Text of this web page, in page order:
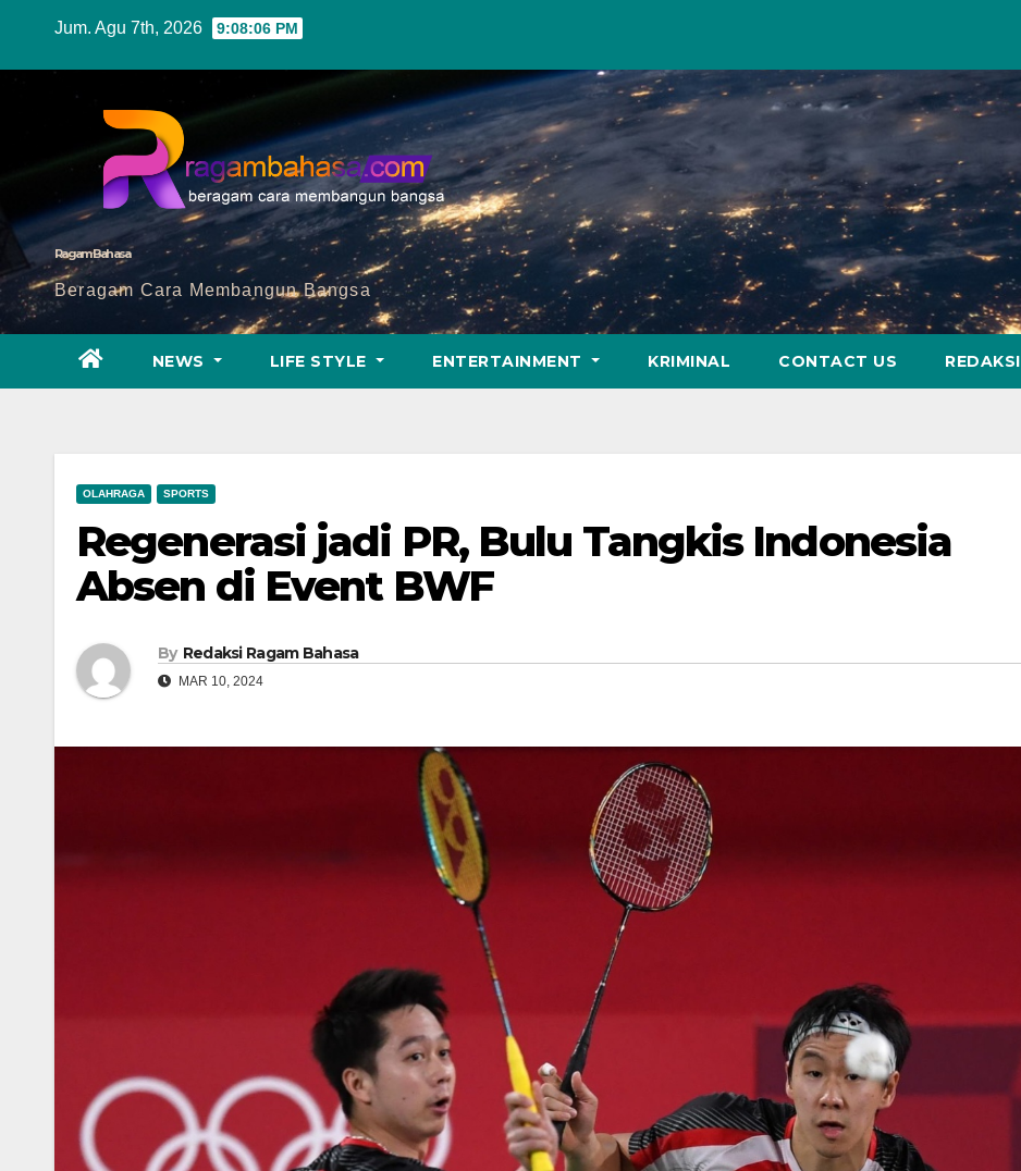
Jum. Agu 7th, 2026 9:08:07 PM
Ragam Bahasa
Beragam Cara Membangun Bangsa
NEWS LIFE STYLE ENTERTAINMENT KRIMINAL CONTACT US REDAKSI
OLAHRAGA SPORTS
Regenerasi jadi PR, Bulu Tangkis Indonesia
Absen di Event BWF
By Redaksi Ragam Bahasa
MAR 10, 2024